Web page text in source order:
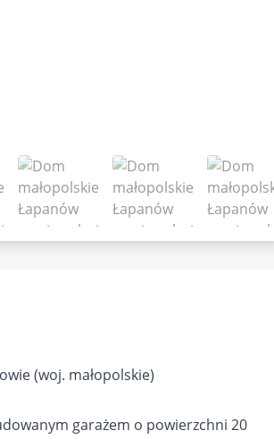
(woj. małopolskie)
garażem o powierzchni 20